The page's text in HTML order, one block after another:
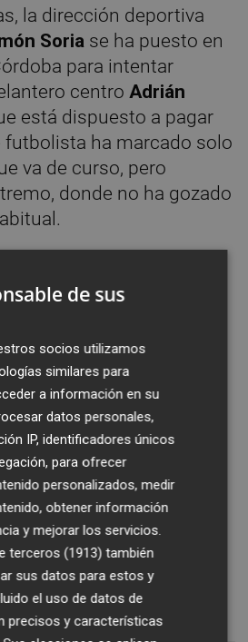
la dirección deportiva
Soria se ha puesto en
para intentar
centro Adrián
está dispuesto a pagar
futbolista ha marcado solo
va de curso, pero
donde no ha gozado
a ser el destino de este
publica el periodista
, los albinegros
delantera para
no será el único que
en este
también buscan
campo, sin descartar
la que se pongan a tiro
en sus planes. Pero
jugadores.
de sus
socios utilizamos
similares para
a información en su
datos personales,
IP, identificadores únicos
para ofrecer
personalizados, medir
obtener información
y mejorar los servicios.
terceros (1913) también
sus datos para estos y
el uso de datos de
precisos y características